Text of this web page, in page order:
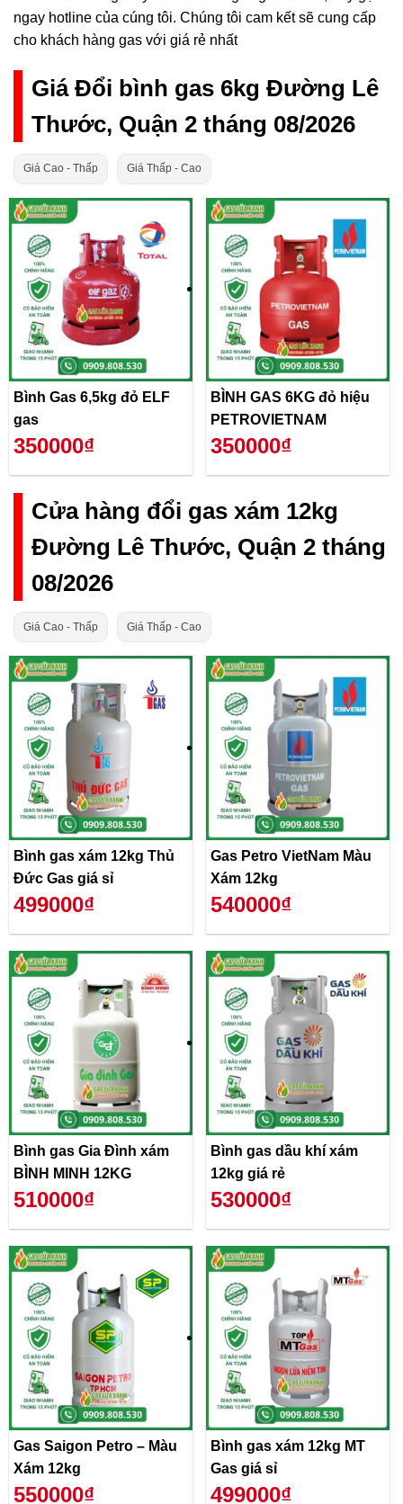
ngay hotline của cúng tôi. Chúng tôi cam kết sẽ cung cấp
cho khách hàng gas với giá rẻ nhất
Giá Đổi bình gas 6kg Đường Lê
Thước, Quận 2 tháng 08/2026
Giá Cao - Thấp Giá Thấp - Cao
Bình Gas 6,5kg đỏ ELF
gas
350000₫
BÌNH GAS 6KG đỏ hiệu
PETROVIETNAM
350000₫
Cửa hàng đổi gas xám 12kg
Đường Lê Thước, Quận 2 tháng
08/2026
Giá Cao - Thấp Giá Thấp - Cao
Bình gas xám 12kg Thủ
Đức Gas giá sỉ
499000₫
Gas Petro VietNam Màu
Xám 12kg
540000₫
Bình gas Gia Đình xám
BÌNH MINH 12KG
510000₫
Bình gas dầu khí xám
12kg giá rẻ
530000₫
Gas Saigon Petro – Màu
Xám 12kg
550000₫
Bình gas xám 12kg MT
Gas giá sỉ
499000₫